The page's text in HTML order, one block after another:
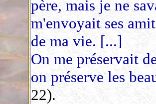
père, mais je ne
m'envoyait ses
de ma vie. [...]
On me préservait
on préserve les
22).